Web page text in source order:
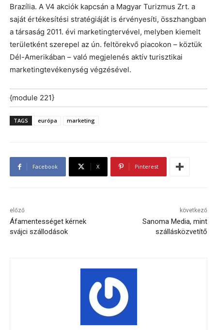
Brazília. A V4 akciók kapcsán a Magyar Turizmus Zrt. a
saját értékesítési stratégiáját is érvényesíti, összhangban
a társaság 2011. évi marketingtervével, melyben kiemelt
területként szerepel az ún. feltörekvő piacokon – köztük
Dél-Amerikában – való megjelenés aktív turisztikai
marketingtevékenység végzésével.
{module 221}
TAGS európa marketing
Facebook X Pinterest
előző
Áfamentességet kérnek
svájci szállodások
következő
Sanoma Media, mint
szállásközvetítő